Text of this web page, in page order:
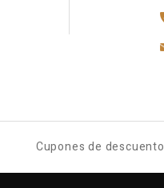
Cupones de descuento